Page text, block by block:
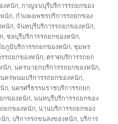
งหนัก, กาญจนบุรีบริการรถยกของ
นัก, กำแพงเพชรบริการรถยกของ
หนัก, จันทบุรีบริการรถยกของหนัก,
, ชลบุรีบริการรถยกของหนัก,
ภูมิบริการรถยกของหนัก, ชุมพร
รรถยกของหนัก, ตราดบริการรถยก
นัก,นครนายกบริการรถยกของหนัก,
นครพนมบริการรถยกของหนัก,
ก,นครศรีธรรมราชบริการรถยก
กของหนัก,นนทบุรีบริการรถยกของ
ยกของหนัก,น่านบริการรถยกของ
นัก,บริการรถขนสงของหนัก,บริการ